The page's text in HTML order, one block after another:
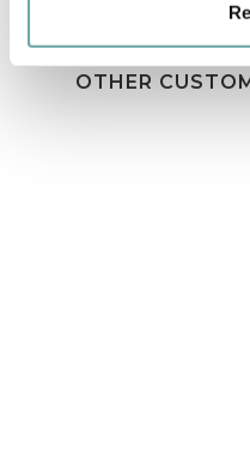
OTHER